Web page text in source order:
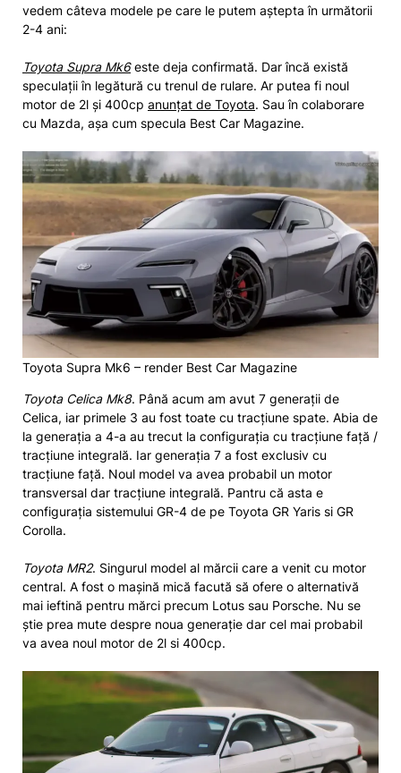
vedem câteva modele pe care le putem aștepta în următorii
2-4 ani:
Toyota Supra Mk6este deja confirmată. Dar încă există
speculații în legătură cu trenul de rulare. Ar putea fi noul
motor de 2l și 400cp anunțat de Toyota. Sau în colaborare
cu Mazda, așa cum specula Best Car Magazine.
Toyota Supra Mk6 – render Best Car Magazine
Toyota Celica Mk8. Până acum am avut 7 generații de
Celica, iar primele 3 au fost toate cu tracțiune spate. Abia de
la generația a 4-a au trecut la configurația cu tracțiune față /
tracțiune integrală. Iar generația 7 a fost exclusiv cu
tracțiune față. Noul model va avea probabil un motor
transversal dar tracțiune integrală. Pantru că asta e
configurația sistemului GR-4 de pe Toyota GR Yaris si GR
Corolla.
Toyota MR2. Singurul model al mărcii care a venit cu motor
central. A fost o mașină mică facută să ofere o alternativă
mai ieftină pentru mărci precum Lotus sau Porsche. Nu se
știe prea mute despre noua generație dar cel mai probabil
va avea noul motor de 2l si 400cp.